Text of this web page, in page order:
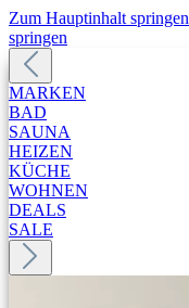
Zum Hauptinhalt springen
springen
MARKEN
BAD
SAUNA
HEIZEN
KÜCHE
WOHNEN
DEALS
SALE